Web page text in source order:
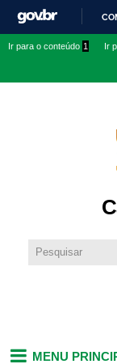
Ir para o conteúdo 1 Ir
MENU